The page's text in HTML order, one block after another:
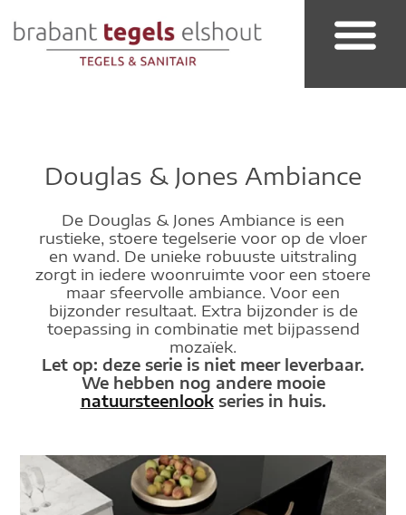
Douglas & Jones Ambiance
De Douglas & Jones Ambiance is een
rustieke, stoere tegelserie voor op de vloer
en wand. De unieke robuuste uitstraling
zorgt in iedere woonruimte voor een stoere
maar sfeervolle ambiance. Voor een
bijzonder resultaat. Extra bijzonder is de
toepassing in combinatie met bijpassend
mozaïek.
Let op: deze serie is niet meer leverbaar.
We hebben nog andere mooie
natuursteenlookseries in huis.